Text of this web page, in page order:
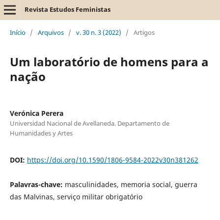
Revista Estudos Feministas
Início / Arquivos / v. 30 n. 3 (2022) / Artigos
Um laboratório de homens para a
nação
Verónica Perera
Universidad Nacional de Avellaneda. Departamento de
Humanidades y Artes
DOI: https://doi.org/10.1590/1806-9584-2022v30n381262
Palavras-chave: masculinidades, memoria social, guerra
das Malvinas, serviço militar obrigatório